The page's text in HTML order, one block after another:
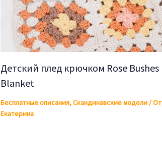
Детский плед крючком Rose Bushes
Blanket
Бесплатные описания,Скандинавские модели/ От
Екатерина